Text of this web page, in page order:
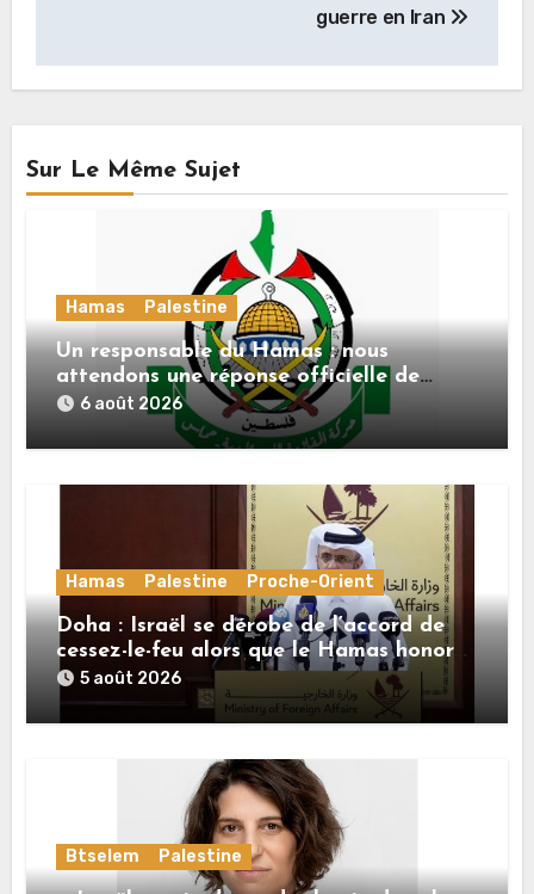
guerre en Iran
Sur Le Même Sujet
Hamas Palestine
Un responsable du Hamas : nous
attendons une réponse officielle de
Mladenov concernant la feuille de route
de la deuxième phase de l’accord
6 août 2026
Hamas Palestine Proche-Orient
Doha : Israël se dérobe de l’accord de
cessez-le-feu alors que le Hamas honore
ses engagements
5 août 2026
Btselem Palestine